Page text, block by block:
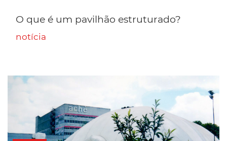
O que é um pavilhão estruturado?
notícia